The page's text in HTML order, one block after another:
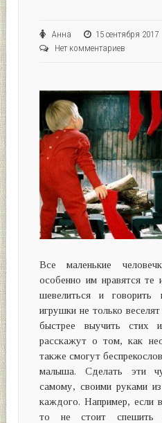
Анна 15 сентября
Нет комментариев
Все маленькие
особенно им нравятся те
шевелиться и
игрушки не только
быстрее выучить стих
расскажут о том, как
также смогут
малыша. Сделать эти
самому, своими руками
каждого. Например, если
то не стоит спешить